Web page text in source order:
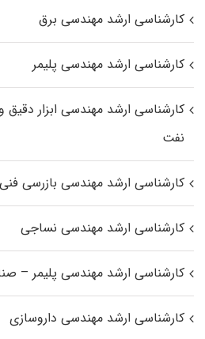
کارشناسی ارشد مهندسی برق
کارشناسی ارشد مهندسی پلیمر
کارشناسی ارشد مهندسی ابزار دقیق
نفت
کارشناسی ارشد مهندسی بازرسی فنی
کارشناسی ارشد مهندسی نساجی
کارشناسی ارشد مهندسی پلیمر –
کارشناسی ارشد مهندسی داروسازی